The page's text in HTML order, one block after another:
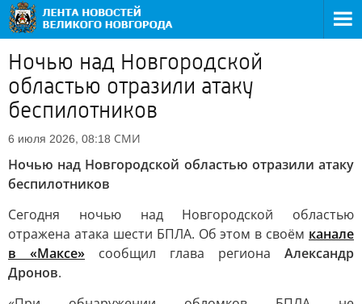
Ночью над Новгородской
областью отразили атаку
беспилотников
6 июля 2026, 08:18 СМИ
Ночью над Новгородской областью отразили атаку
беспилотников
Сегодня ночью над Новгородской областью
отражена атака шести БПЛА. Об этом в своём канале
в «Максе» сообщил глава региона Александр
Дронов.